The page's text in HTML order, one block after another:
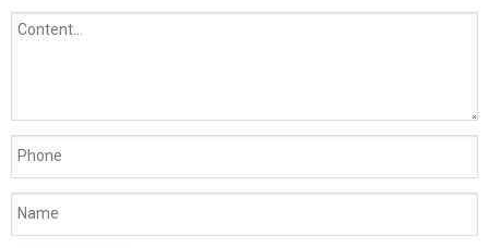
Bomb
Mạnh